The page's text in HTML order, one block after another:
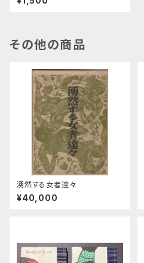
その他の商品
湧然する女者達々
¥40,000